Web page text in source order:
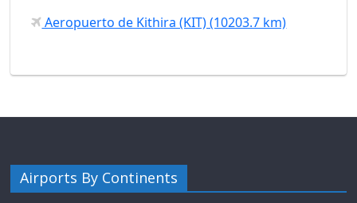
Aeropuerto de Kithira (KIT) (10203.7 km)
Airports By Continents